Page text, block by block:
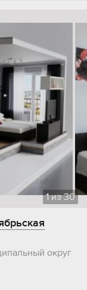
1из30
округ